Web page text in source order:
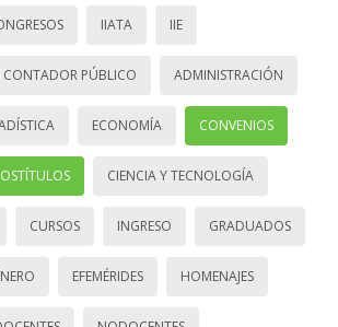
IIATA IIE
CONTADOR PÚBLICO ADMINISTRACIÓN
ECONOMÍA CONVENIOS
CIENCIA Y TECNOLOGÍA
CURSOS INGRESO GRADUADOS
EFEMÉRIDES HOMENAJES